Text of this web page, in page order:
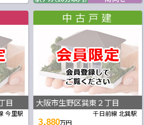
目
今里駅
大阪市生野区巽東２丁目
千日前線 北巽駅
3,880万円